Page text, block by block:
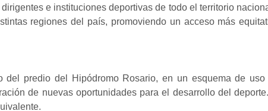
e instituciones deportivas de todo el territorio
regiones del país, promoviendo un acceso más
del predio del Hipódromo Rosario, en un esquema de
de nuevas oportunidades para el desarrollo del